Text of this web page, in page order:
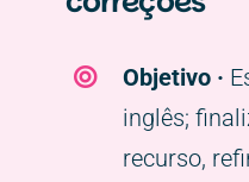
Objetivo ·
inglês;
recurso,